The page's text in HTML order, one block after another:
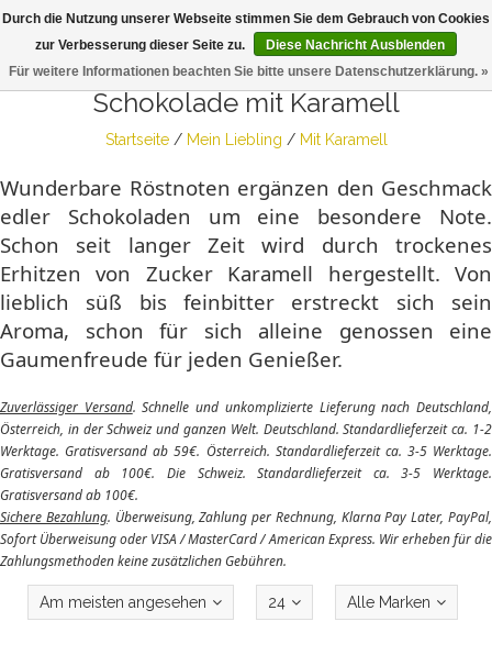
Schokolade mit Karamell
Startseite/ Mein Liebling / Mit Karamell
Wunderbare Röstnoten ergänzen den Geschmack
edler Schokoladen um eine besondere Note.
Schon seit langer Zeit wird durch trockenes
Erhitzen von Zucker Karamell hergestellt. Von
lieblich süß bis feinbitter erstreckt sich sein
Aroma, schon für sich alleine genossen eine
Gaumenfreude für jeden Genießer.
Zuverlässiger Versand. Schnelle und unkomplizierte Lieferung nach Deutschland,
Österreich, in der Schweiz und ganzen Welt. Deutschland. Standardlieferzeit ca. 1-2
Werktage. Gratisversand ab 59€. Österreich. Standardlieferzeit ca. 3-5 Werktage.
Gratisversand ab 100€. Die Schweiz. Standardlieferzeit ca. 3-5 Werktage.
Gratisversand ab 100€.
Sichere Bezahlung. Überweisung, Zahlung per Rechnung, Klarna Pay Later, PayPal,
Sofort Überweisung oder VISA / MasterCard / American Express. Wir erheben für die
Zahlungsmethoden keine zusätzlichen Gebühren.
Am meisten angesehen 24 Alle Marken
Durch die Nutzung unserer Webseite stimmen Sie dem Gebrauch von Cookies
zur Verbesserung dieser Seite zu.
Diese Nachricht Ausblenden
Für weitere Informationen beachten Sie bitte unsere Datenschutzerklärung. »